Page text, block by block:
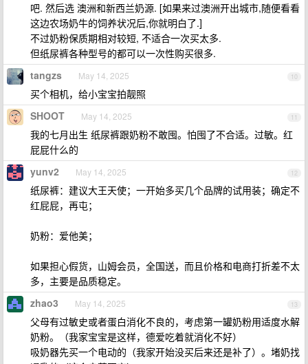
吧. 然后选 澳洲和新西兰奶源. [如果来过澳洲开出城市,随便看看
这边农场奶牛的饲养状况后,你就明白了.]
不过奶粉保质期相对较短, 不适合一次买太多.
但纸尿裤各种型号的都可以一次性购买很多.
10
tangzs May 14, 2025
买个相机，给小宝宝拍靓照
11
SHOOT May 14, 2025
我的七月出生 纸尿裤跟奶粉不敢囤。怕囤了不合适。过敏。红
屁屁什么的
12
yunv2 May 14, 2025
纸尿裤：建议大王天使；一开始多买几个品牌的试用装；确定不
红屁屁，再屯；
奶粉：爱他美；
如果担心假货，山姆会员，全国送，而且价格和电商打折差不太
多，主要是品质稳定。
13
zhao3 May 14, 2025
父母有过敏史或者蛋白消化不良的，考虑第一罐奶粉用适度水解
奶粉。（我家宝宝是这样，德爱吃着就消化不好）
吸奶器先买一个电动的（我家开始没买后来还是补了）。堵奶找